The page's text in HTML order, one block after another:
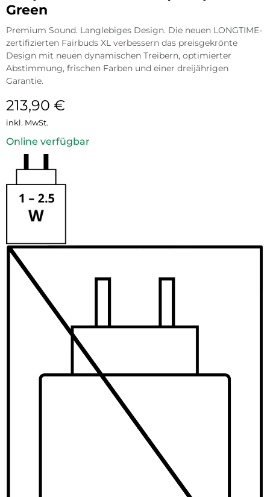
Green
Premium Sound. Langlebiges Design. Die neuen LONGTIME-
zertifizierten Fairbuds XL verbessern das preisgekrönte
Design mit neuen dynamischen Treibern, optimierter
Abstimmung, frischen Farben und einer dreijährigen
Garantie.
213,90 €
inkl. MwSt.
Online verfügbar